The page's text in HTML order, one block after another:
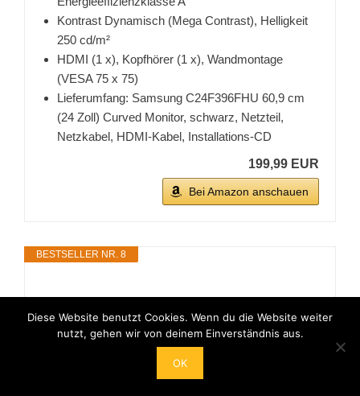
Kontrast Dynamisch (Mega Contrast), Helligkeit
250 cd/m²
HDMI (1 x), Kopfhörer (1 x), Wandmontage
(VESA 75 x 75)
Lieferumfang: Samsung C24F396FHU 60,9 cm
(24 Zoll) Curved Monitor, schwarz, Netzteil,
Netzkabel, HDMI-Kabel, Installations-CD
199,99 EUR
Bei Amazon anschauen
BESTSELLER NR. 8
Diese Website benutzt Cookies. Wenn du die Website weiter
nutzt, gehen wir von deinem Einverständnis aus.
OK